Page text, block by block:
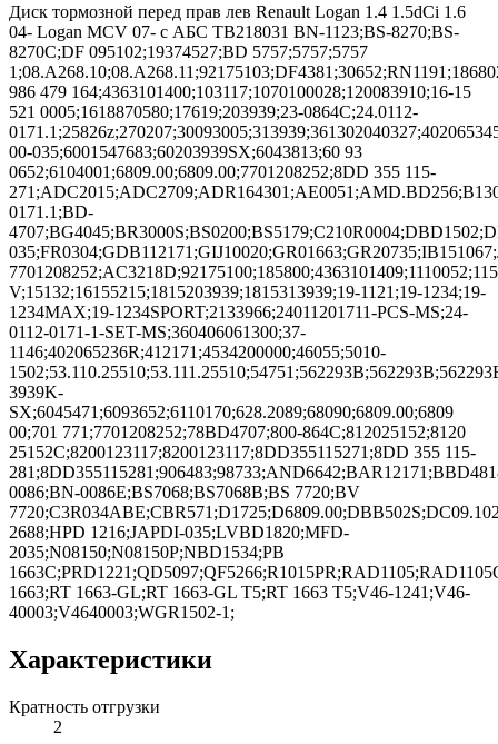
Диск тормозной перед прав лев Renault Logan 1.4 1.5dCi 1.6
04- Logan MCV 07- с АБС TB218031 BN-1123;BS-8270;BS-
8270C;DF 095102;19374527;BD 5757;5757;5757
986 479 164;4363101400;103117;1070100028;120083910;16-15
521 0005;1618870580;17619;203939;23-0864C;24.0112-
00-035;6001547683;60203939SX;6043813;60 93
0652;6104001;6809.00;6809.00;7701208252;8DD 355 115-
0171.1;BD-
V;15132;16155215;1815203939;1815313939;19-1121;19-1234;19-
1234MAX;19-1234SPORT;2133966;24011201711-PCS-MS;24-
0112-0171-1-SET-MS;360406061300;37-
1146;402065236R;412171;4534200000;46055;5010-
3939K-
SX;6045471;6093652;6110170;628.2089;68090;6809.00;6809
00;701 771;7701208252;78BD4707;800-864C;812025152;8120
25152C;8200123117;8200123117;8DD355115271;8DD 355 115-
0086;BN-0086E;BS7068;BS7068B;BS 7720;BV
2688;HPD 1216;JAPDI-035;LVBD1820;MFD-
2035;N08150;N08150P;NBD1534;PB
1663;RT 1663-GL;RT 1663-GL T5;RT 1663 T5;V46-1241;V46-
40003;V4640003;WGR1502-1;
Характеристики
Кратность отгрузки
2